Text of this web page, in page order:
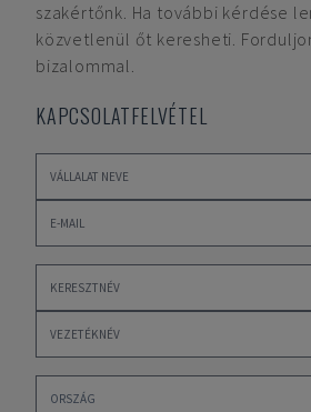
szakértőnk. Ha további kérdése
közvetlenül őt keresheti.
bizalommal.
KAPCSOLATFELVÉTEL